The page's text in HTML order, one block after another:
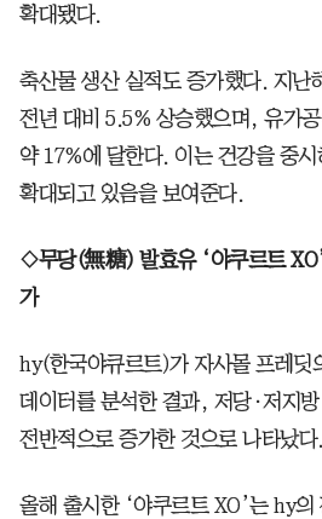
확대됐다.
축산물 생산 실적도 증가했다. 지난
전년 대비 5.5% 상승했으며, 유가
약 17%에 달한다. 이는 건강을 중
확대되고 있음을 보여준다.
◇무당(無糖) 발효유 ‘야쿠르트
가
hy(한국야큐르트)가 자사몰 프레딧
데이터를 분석한 결과, 저당·저지
전반적으로 증가한 것으로 나타났다.
올해 출시한 ‘야쿠르트 XO’는 hy